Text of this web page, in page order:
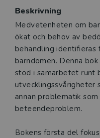
Beskrivning
Beskrivning
Medvetenheten om
ökat och behov av
behandling
barndomen. Denna
stöd i samarbetet runt
utvecklingssvårigheter
annan problematik
beteendeproblem.
Bokens första del